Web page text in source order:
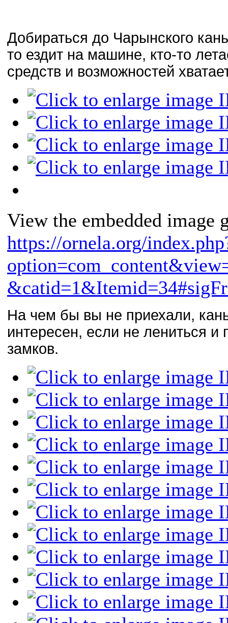
Добираться до Чарынского
то ездит на машине, кто-то
средств и возможностей
View the embedded image
https://ornela.org/
На чем бы вы не приехали,
интересен, если не лениться и
замков.